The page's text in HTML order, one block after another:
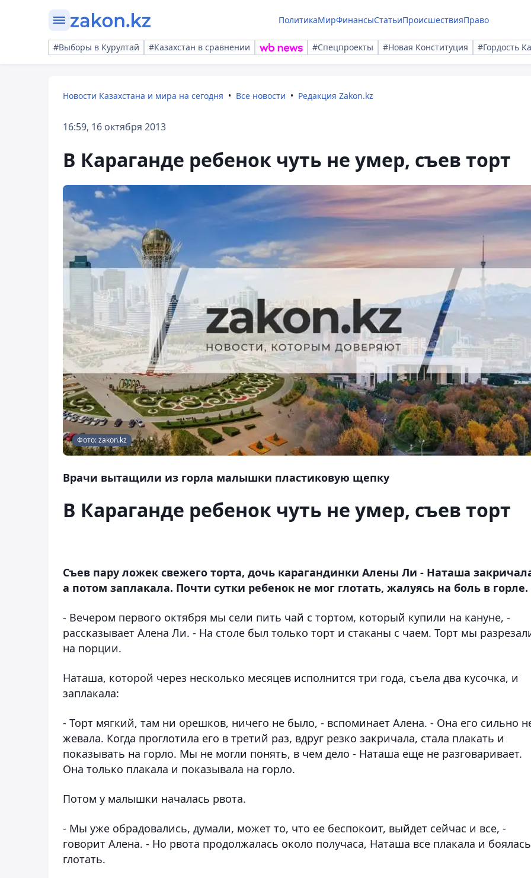
ПолитикаМирФинансыСтатьиПроисшествияПраво
#Выборы в Курултай #Казахстан в сравнении #Спецпроекты #Новая Конституция #Гордость
Новости Казахстана и мира на сегодня Все новости Редакция Zakon.kz
16:59, 16 октября 2013
В Караганде ребенок чуть не умер, съев торт
Фото: zakon.kz
Врачи вытащили из горла малышки пластиковую щепку
В Караганде ребенок чуть не умер, съев торт
Съев пару ложек свежего торта, дочь карагандинки Алены Ли - Наташа
а потом заплакала. Почти сутки ребенок не мог глотать, жалуясь на боль в горле.
- Вечером первого октября мы сели пить чай с тортом, который купили на кануне, -
рассказывает Алена Ли. - На столе был только торт и стаканы с чаем. Торт мы
на порции.
Наташа, которой через несколько месяцев исполнится три года, съела два кусочка, и
заплакала:
- Торт мягкий, там ни орешков, ничего не было, - вспоминает Алена. - Она его сильно
жевала. Когда проглотила его в третий раз, вдруг резко закричала, стала плакать и
показывать на горло. Мы не могли понять, в чем дело - Наташа еще не разговаривает.
Она только плакала и показывала на горло.
Потом у малышки началась рвота.
- Мы уже обрадовались, думали, может то, что ее беспокоит, выйдет сейчас и все, -
говорит Алена. - Но рвота продолжалась около получаса, Наташа все плакала и боялась
глотать.